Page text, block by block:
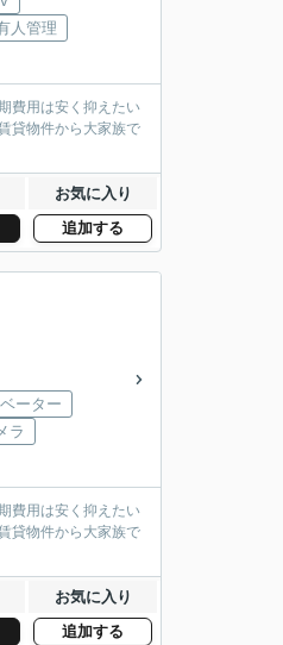
人管理
費用は安く抑えたい
貸物件から大家族で
お気に入り
追加する
ーター
ラ
費用は安く抑えたい
貸物件から大家族で
お気に入り
追加する